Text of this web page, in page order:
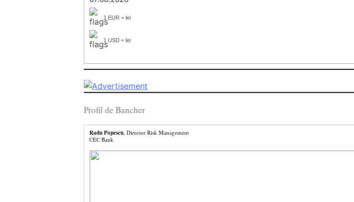
1 EUR = lei
1 USD = lei
Profil de Bancher
Radu Popescu, Director Risk Management
CEC Bank